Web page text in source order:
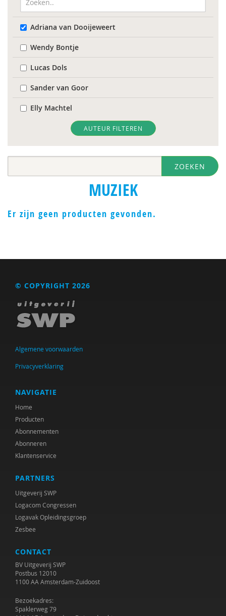
Adriana van Dooijeweert
Wendy Bontje
Lucas Dols
Sander van Goor
Elly Machtel
AUTEUR FILTEREN
ZOEKEN
MUZIEK
Er zijn geen producten gevonden.
© COPYRIGHT 2026
Algemene voorwaarden
Privacyverklaring
NAVIGATIE
Home
Producten
Abonnementen
Abonneren
Klantenservice
PARTNERS
Uitgeverij SWP
Logacom Congressen
Logavak Opleidingsgroep
Zesbee
CONTACT
BV Uitgeverij SWP
Postbus 12010
1100 AA Amsterdam-Zuidoost
Bezoekadres:
Spaklerweg 79